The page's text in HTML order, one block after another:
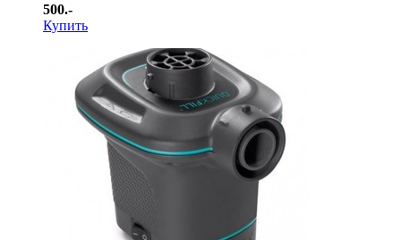
500.-
Купить